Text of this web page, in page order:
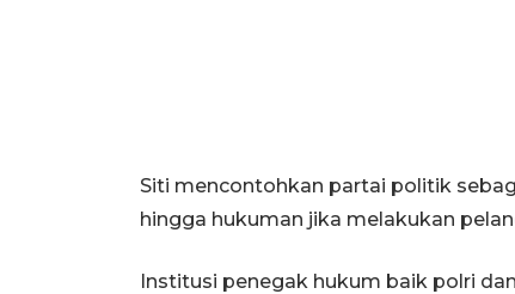
Siti mencontohkan partai politik
hingga hukuman jika melakukan
Institusi penegak hukum baik polri